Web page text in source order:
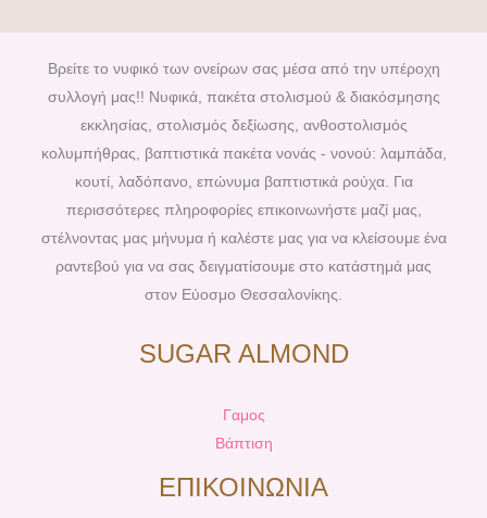
e
b
o
o
k
t
e
r
e
s
t
t
a
g
r
a
m
t
u
b
Βρείτε το νυφικό των ονείρων σας μέσα από την υπέροχη
συλλογή μας!! Νυφικά, πακέτα στολισμού & διακόσμησης
εκκλησίας, στολισμός δεξίωσης, ανθοστολισμός
κολυμπήθρας, βαπτιστικά πακέτα νονάς - νονού: λαμπάδα,
κουτί, λαδόπανο, επώνυμα βαπτιστικά ρούχα. Για
περισσότερες πληροφορίες επικοινωνήστε μαζί μας,
στέλνοντας μας μήνυμα ή καλέστε μας για να κλείσουμε ένα
ραντεβού για να σας δειγματίσουμε στο κατάστημά μας
στον Εύοσμο Θεσσαλονίκης.
SUGAR ALMOND
Γαμος
Βάπτιση
ΕΠΙΚΟΙΝΩΝΙΑ